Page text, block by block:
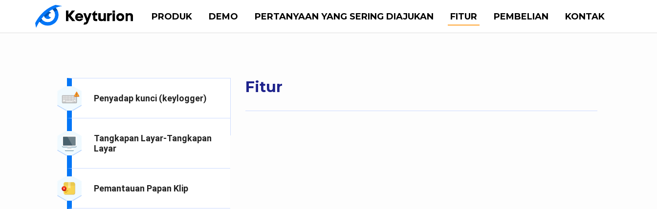
PRODUK DEMO PERTANYAAN YANG SERING DIAJUKAN FITUR PEMBELIAN KONTAK
Fitur
Penyadap kunci (keylogger)
Tangkapan Layar-Tangkapan
Layar
Pemantauan Papan Klip